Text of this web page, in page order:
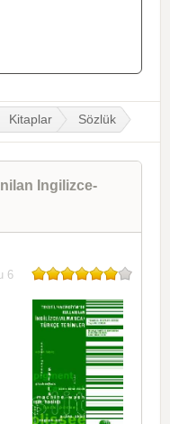
Kitaplar Sözlük
Ingilizce-
6